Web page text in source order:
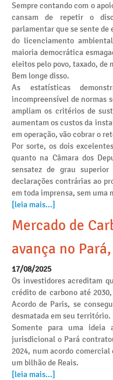
Sempre contando com o
cansam de repetir o
parlamentar que se sente de
do licenciamento
maioria democrática
eleitos pelo povo, taxado, de
Bem longe disso.
As estatísticas
incompreensível de normas
ampliam os critérios de
aumentam os custos da
em operação, vão cobrar o
Por sorte, os dois
quanto na Câmara dos
sensatez de grau
declarações contrárias ao
em toda imprensa, sem uma
[leia mais...]
Mercado de
avança no
17/08/2025
Os investidores acreditam
crédito de carbono até
Acordo de Paris, se
desmatada em seu território.
Somente para uma ideia
jurisdicional o Pará
2024, num acordo
um bilhão de Reais.
[leia mais...]